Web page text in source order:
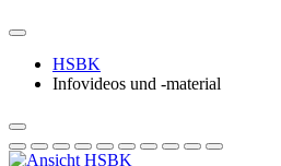
HSBK
Infovideos und -material